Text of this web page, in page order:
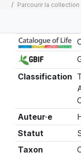
Parcourir la collection
Classification
Auteur·e
Statut
Taxon